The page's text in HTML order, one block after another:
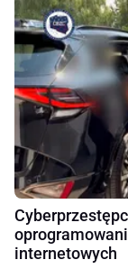
internetowych